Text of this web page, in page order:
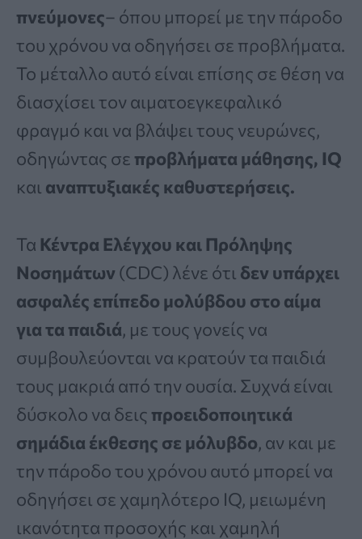
πνεύμονες– όπου μπορεί με την πάροδο
του χρόνου να οδηγήσει σε προβλήματα.
Το μέταλλο αυτό είναι επίσης σε θέση να
διασχίσει τον αιματοεγκεφαλικό
φραγμό και να βλάψει τους νευρώνες,
οδηγώντας σε προβλήματα μάθησης, IQ
και αναπτυξιακές καθυστερήσεις.
Τα Κέντρα Ελέγχου και Πρόληψης
Νοσημάτων (CDC) λένε ότι δεν υπάρχει
ασφαλές επίπεδο μολύβδου στο αίμα
για τα παιδιά, με τους γονείς να
συμβουλεύονται να κρατούν τα παιδιά
τους μακριά από την ουσία. Συχνά είναι
δύσκολο να δεις προειδοποιητικά
σημάδια έκθεσης σε μόλυβδο, αν και με
την πάροδο του χρόνου αυτό μπορεί να
οδηγήσει σε χαμηλότερο IQ, μειωμένη
ικανότητα προσοχής και χαμηλή